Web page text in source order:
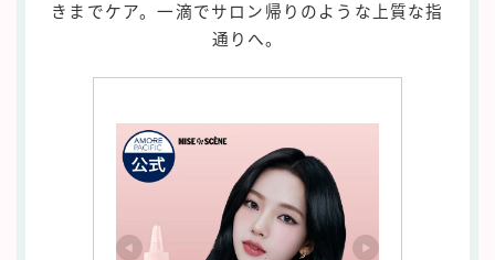
きまでケア。一滴でサロン帰りのような上質な指
通りへ。